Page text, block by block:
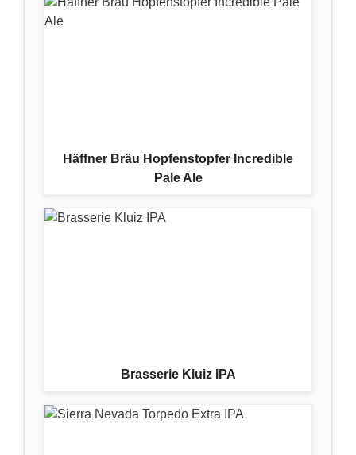
Häffner Bräu Hopfenstopfer Incredible
Pale Ale
Brasserie Kluiz IPA